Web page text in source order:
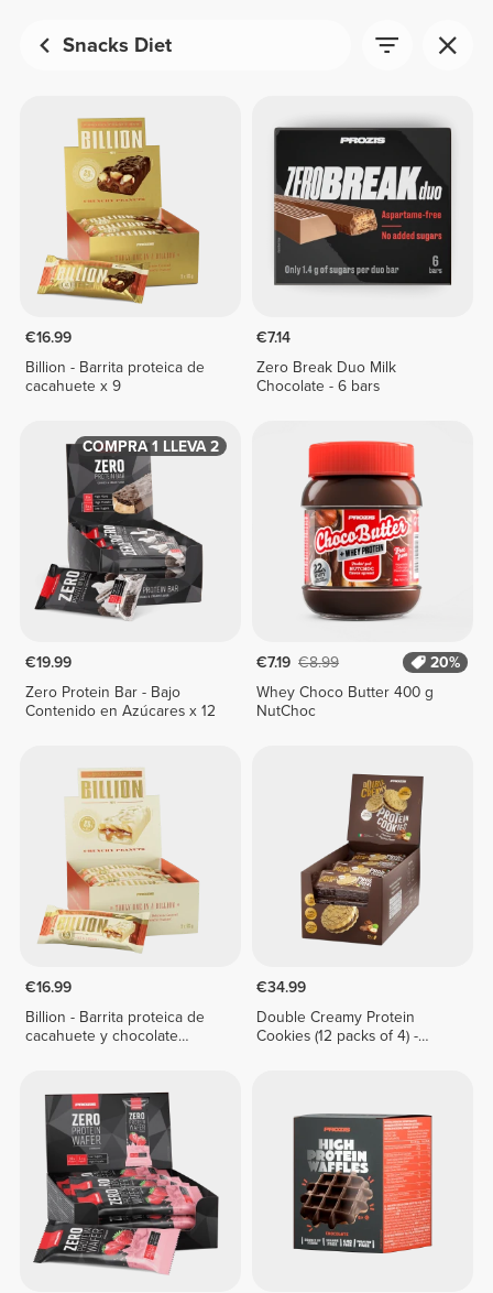
Snacks Diet
€16.99
Billion - Barrita proteica de
cacahuete x 9
€7.14
Zero Break Duo Milk
Chocolate - 6 bars
COMPRA 1 LLEVA 2
€19.99
Zero Protein Bar - Bajo
Contenido en Azúcares x 12
€7.19 €8.99
20%
Whey Choco Butter 400 g
NutChoc
€16.99
Billion - Barrita proteica de
cacahuete y chocolate
€34.99
Double Creamy Protein
Cookies (12 packs of 4) -